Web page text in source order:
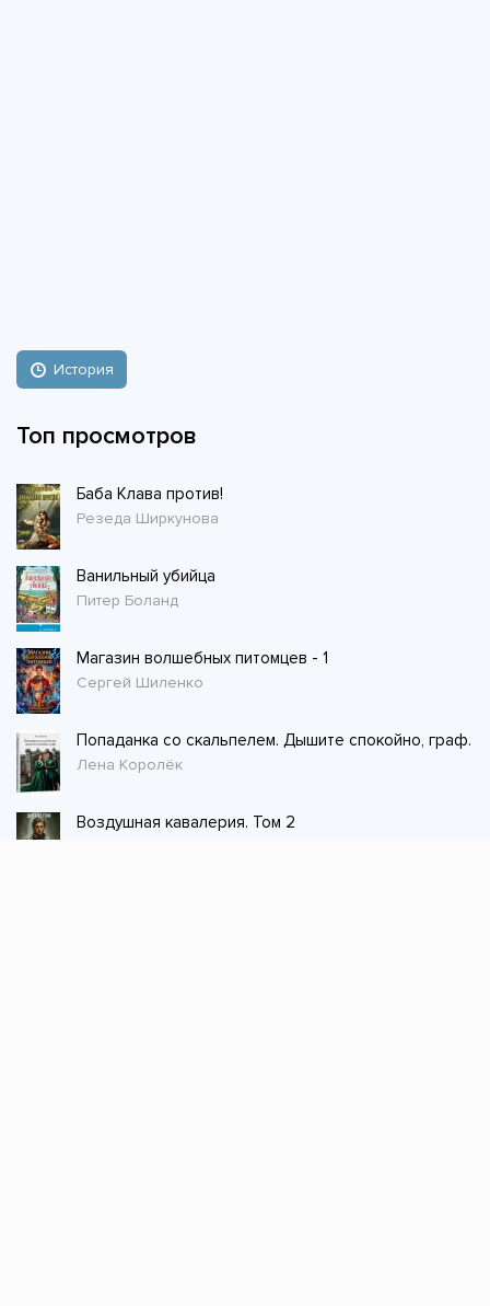
История
Топ просмотров
Баба Клава против!
Резеда Ширкунова
Ванильный убийца
Питер Боланд
Магазин волшебных питомцев - 1
Сергей Шиленко
Попаданка со скальпелем. Дышите спокойно, граф.
Лена Королёк
Воздушная кавалерия. Том 2